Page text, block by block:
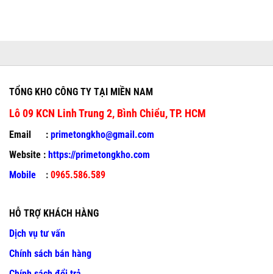
TỔNG KHO CÔNG TY TẠI MIỀN NAM
Lô 09 KCN Linh Trung 2, Bình Chiểu, TP. HCM
Email : primetongkho@gmail.com
Website : https://primetongkho.com
Mobile : 0965.586.589
HỖ TRỢ KHÁCH HÀNG
Dịch vụ tư vấn
Chính sách bán hàng